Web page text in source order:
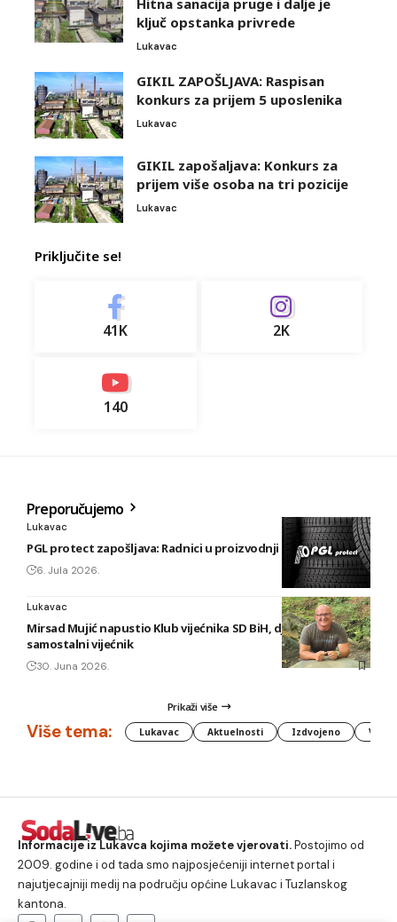
ključ opstanka privrede
Lukavac
GIKIL ZAPOŠLJAVA: Raspisan
konkurs za prijem 5 uposlenika
Lukavac
GIKIL zapošaljava: Konkurs za
prijem više osoba na tri pozicije
Lukavac
Priključite se!
41K 2K
140
Preporučujemo
Lukavac
PGL protect zapošljava: Radnici u proizvodnji i vulkanizeri
6. Jula 2026.
Lukavac
Mirsad Mujić napustio Klub vijećnika SD BiH, djelovat će kao
samostalni vijećnik
30. Juna 2026.
Prikaži više
Više tema: Lukavac Aktuelnosti Izdvojeno
Informacije iz Lukavca kojima možete vjerovati.Postojimo od
2009. godine i od tada smo najposjećeniji internet portal i
najutjecajniji medij na području općine Lukavac i Tuzlanskog
kantona.